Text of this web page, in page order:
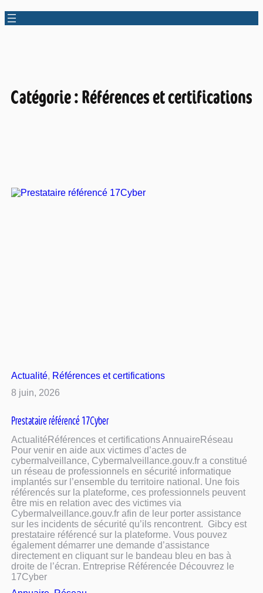
Catégorie :Références et certifications
Actualité, Références et certifications
8 juin, 2026
Prestataire référencé 17Cyber
ActualitéRéférences et certifications AnnuaireRéseau
Pour venir en aide aux victimes d’actes de
cybermalveillance, Cybermalveillance.gouv.fr a constitué
un réseau de professionnels en sécurité informatique
implantés sur l’ensemble du territoire national. Une fois
référencés sur la plateforme, ces professionnels peuvent
être mis en relation avec des victimes via
Cybermalveillance.gouv.fr afin de leur porter assistance
sur les incidents de sécurité qu’ils rencontrent. Gibcy est
prestataire référencé sur la plateforme. Vous pouvez
également démarrer une demande d’assistance
directement en cliquant sur le bandeau bleu en bas à
droite de l’écran. Entreprise Référencée Découvrez le
17Cyber